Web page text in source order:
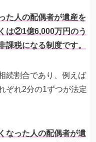
た人の配偶者が遺産を
は②1億6,000万円のう
課税になる制度です。
続割合であり、例えば
ぞれ2分の1ずつが法定
なった人の配偶者が遺